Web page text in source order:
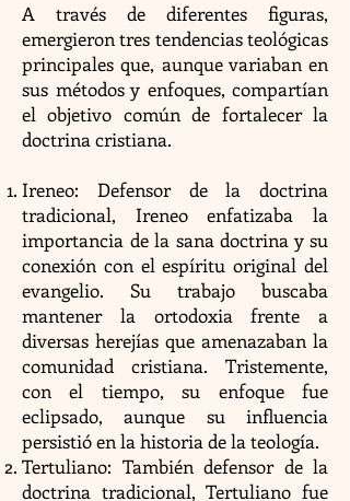
A través de diferentes figuras,
emergieron tres tendencias teológicas
principales que, aunque variaban en
sus métodos y enfoques, compartían
el objetivo común de fortalecer la
doctrina cristiana.
Ireneo: Defensor de la doctrina
tradicional, Ireneo enfatizaba la
importancia de la sana doctrina y su
conexión con el espíritu original del
evangelio. Su trabajo buscaba
mantener la ortodoxia frente a
diversas herejías que amenazaban la
comunidad cristiana. Tristemente,
con el tiempo, su enfoque fue
eclipsado, aunque su influencia
persistió en la historia de la teología.
Tertuliano: También defensor de la
doctrina tradicional, Tertuliano fue